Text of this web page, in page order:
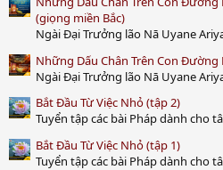
t
a
r
(
s
)
(giọng miền Bắc)
Ngài Đại Trưởng lão Nā Uyane
Những Dấu Chân Trên Con
Ngài Đại Trưởng lão Nā Uyane
Bắt Đầu Từ Việc Nhỏ (tập 2)
Tuyển tập các bài Pháp dành cho
Bắt Đầu Từ Việc Nhỏ (tập 1)
Tuyển tập các bài Pháp dành cho